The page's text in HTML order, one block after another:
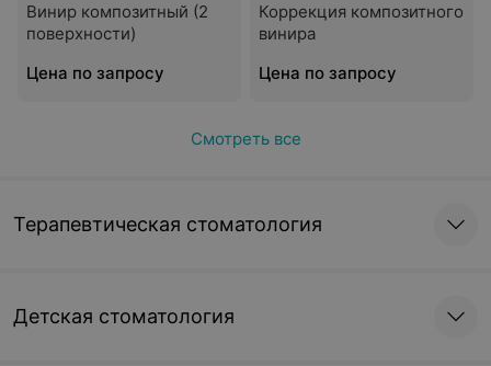
Винир композитный (2
поверхности)
Цена по запросу
Коррекция композитного
винира
Цена по запросу
Смотреть все
Терапевтическая стоматология
Детская стоматология